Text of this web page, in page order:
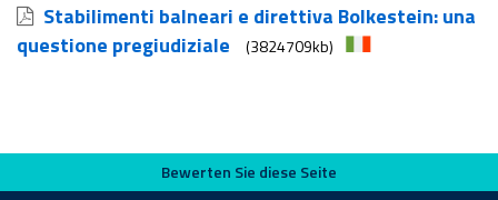
Stabilimenti balneari e direttiva Bolkestein: una
questione pregiudiziale
(3824709kb)
Bewerten Sie diese Seite
Bewerten Sie diese Seite